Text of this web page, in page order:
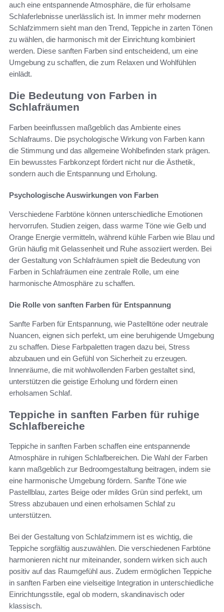
auch eine entspannende Atmosphäre, die für erholsame
Schlaferlebnisse unerlässlich ist. In immer mehr modernen
Schlafzimmern sieht man den Trend, Teppiche in zarten Tönen
zu wählen, die harmonisch mit der Einrichtung kombiniert
werden. Diese sanften Farben sind entscheidend, um eine
Umgebung zu schaffen, die zum Relaxen und Wohlfühlen
einlädt.
Die Bedeutung von Farben in
Schlafräumen
Farben beeinflussen maßgeblich das Ambiente eines
Schlafraums. Die psychologische Wirkung von Farben kann
die Stimmung und das allgemeine Wohlbefinden stark prägen.
Ein bewusstes Farbkonzept fördert nicht nur die Ästhetik,
sondern auch die Entspannung und Erholung.
Psychologische Auswirkungen von Farben
Verschiedene Farbtöne können unterschiedliche Emotionen
hervorrufen. Studien zeigen, dass warme Töne wie Gelb und
Orange Energie vermitteln, während kühle Farben wie Blau und
Grün häufig mit Gelassenheit und Ruhe assoziiert werden. Bei
der Gestaltung von Schlafräumen spielt die Bedeutung von
Farben in Schlafräumen eine zentrale Rolle, um eine
harmonische Atmosphäre zu schaffen.
Die Rolle von sanften Farben für Entspannung
Sanfte Farben für Entspannung, wie Pastelltöne oder neutrale
Nuancen, eignen sich perfekt, um eine beruhigende Umgebung
zu schaffen. Diese Farbpaletten tragen dazu bei, Stress
abzubauen und ein Gefühl von Sicherheit zu erzeugen.
Innenräume, die mit wohlwollenden Farben gestaltet sind,
unterstützen die geistige Erholung und fördern einen
erholsamen Schlaf.
Teppiche in sanften Farben für ruhige
Schlafbereiche
Teppiche in sanften Farben schaffen eine entspannende
Atmosphäre in ruhigen Schlafbereichen. Die Wahl der Farben
kann maßgeblich zur Bedroomgestaltung beitragen, indem sie
eine harmonische Umgebung fördern. Sanfte Töne wie
Pastellblau, zartes Beige oder mildes Grün sind perfekt, um
Stress abzubauen und einen erholsamen Schlaf zu
unterstützen.
Bei der Gestaltung von Schlafzimmern ist es wichtig, die
Teppiche sorgfältig auszuwählen. Die verschiedenen Farbtöne
harmonieren nicht nur miteinander, sondern wirken sich auch
positiv auf das Raumgefühl aus. Zudem ermöglichen Teppiche
in sanften Farben eine vielseitige Integration in unterschiedliche
Einrichtungsstile, egal ob modern, skandinavisch oder
klassisch.